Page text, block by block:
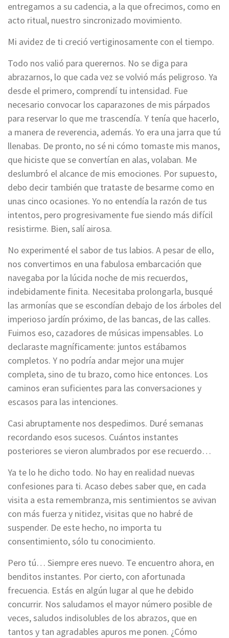
entregamos a su cadencia, a la que ofrecimos, como en
acto ritual, nuestro sincronizado movimiento.
Mi avidez de ti creció vertiginosamente con el tiempo.
Todo nos valió para querernos. No se diga para
abrazarnos, lo que cada vez se volvió más peligroso. Ya
desde el primero, comprendí tu intensidad. Fue
necesario convocar los caparazones de mis párpados
para reservar lo que me trascendía. Y tenía que hacerlo,
a manera de reverencia, además. Yo era una jarra que tú
llenabas. De pronto, no sé ni cómo tomaste mis manos,
que hiciste que se convertían en alas, volaban. Me
deslumbró el alcance de mis emociones. Por supuesto,
debo decir también que trataste de besarme como en
unas cinco ocasiones. Yo no entendía la razón de tus
intentos, pero progresivamente fue siendo más difícil
resistirme. Bien, salí airosa.
No experimenté el sabor de tus labios. A pesar de ello,
nos convertimos en una fabulosa embarcación que
navegaba por la lúcida noche de mis recuerdos,
indebidamente finita. Necesitaba prolongarla, busqué
las armonías que se escondían debajo de los árboles del
imperioso jardín próximo, de las bancas, de las calles.
Fuimos eso, cazadores de músicas impensables. Lo
declaraste magníficamente: juntos estábamos
completos. Y no podría andar mejor una mujer
completa, sino de tu brazo, como hice entonces. Los
caminos eran suficientes para las conversaciones y
escasos para las intenciones.
Casi abruptamente nos despedimos. Duré semanas
recordando esos sucesos. Cuántos instantes
posteriores se vieron alumbrados por ese recuerdo…
Ya te lo he dicho todo. No hay en realidad nuevas
confesiones para ti. Acaso debes saber que, en cada
visita a esta remembranza, mis sentimientos se avivan
con más fuerza y nitidez, visitas que no habré de
suspender. De este hecho, no importa tu
consentimiento, sólo tu conocimiento.
Pero tú… Siempre eres nuevo. Te encuentro ahora, en
benditos instantes. Por cierto, con afortunada
frecuencia. Estás en algún lugar al que he debido
concurrir. Nos saludamos el mayor número posible de
veces, saludos indisolubles de los abrazos, que en
tantos y tan agradables apuros me ponen. ¿Cómo